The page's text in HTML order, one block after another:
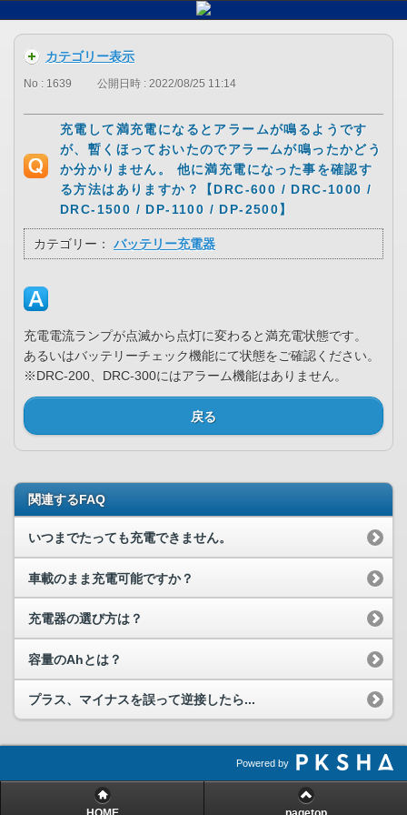
カテゴリー表示
No : 1639 公開日時 : 2022/08/25 11:14
充電して満充電になるとアラームが鳴るようです
が、暫くほっておいたのでアラームが鳴ったかどう
か分かりません。 他に満充電になった事を確認す
る方法はありますか？【DRC-600 / DRC-1000 /
DRC-1500 / DP-1100 / DP-2500】
カテゴリー： バッテリー充電器
充電電流ランプが点滅から点灯に変わると満充電状態です。
あるいはバッテリーチェック機能にて状態をご確認ください。
※DRC-200、DRC-300にはアラーム機能はありません。
戻る
関連するFAQ
いつまでたっても充電できません。
車載のまま充電可能ですか？
充電器の選び方は？
容量のAhとは？
プラス、マイナスを誤って逆接したら...
Powered by